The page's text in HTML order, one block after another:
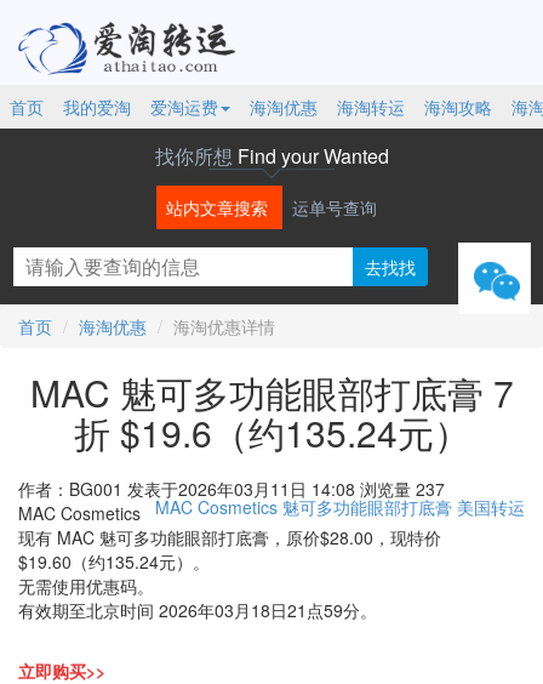
首页 我的爱淘 爱淘运费 海淘优惠 海淘转运 海淘攻略 海
找你所想 Find your Wanted
站内文章搜索 运单号查询
首页 海淘优惠 海淘优惠详情
MAC 魅可多功能眼部打底膏 7
折 $19.6（约135.24元）
作者：BG001 发表于2026年03月11日 14:08 浏览量 237
MAC Cosmetics 魅可多功能眼部打底膏 美国转运
MAC Cosmetics
现有 MAC 魅可多功能眼部打底膏，原价$28.00，现特价
$19.60（约135.24元）。
无需使用优惠码。
有效期至北京时间 2026年03月18日21点59分。
立即购买>>